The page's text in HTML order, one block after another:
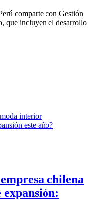
comparte con Gestión
que incluyen el desarrollo
chilena
expansión: